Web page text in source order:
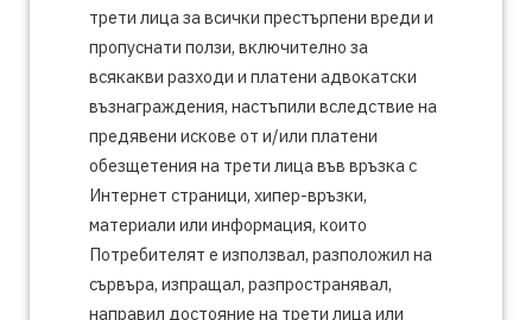
трети лица за всички престърпени вреди и
пропуснати ползи, включително за
всякакви разходи и платени адвокатски
възнаграждения, настъпили вследствие на
предявени искове от и/или платени
обезщетения на трети лица във връзка с
Интернет страници, хипер-връзки,
материали или информация, които
Потребителят е използвал, разположил на
сървъра, изпращал, разпространявал,
направил достояние на трети лица или